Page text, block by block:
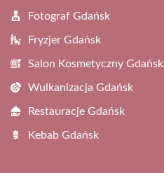
Fotograf Gdańsk
Fryzjer Gdańsk
Salon Kosmetyczny Gdańsk
Wulkanizacja Gdańsk
Restauracje Gdańsk
Kebab Gdańsk